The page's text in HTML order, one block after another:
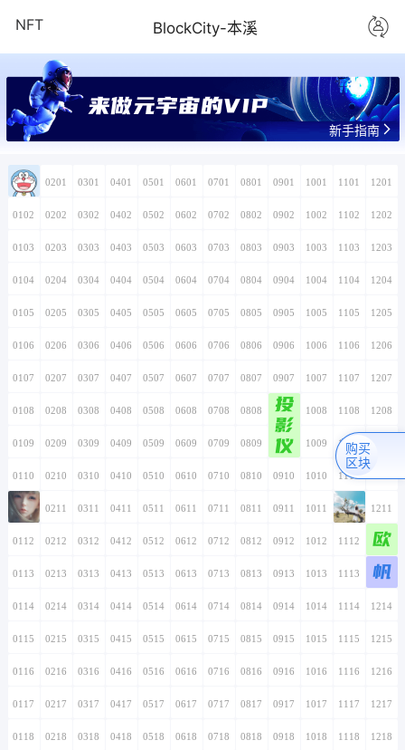
NFT BlockCity-本溪
新手指南
0101 0201 0301 0401 0501 0601 0701 0801 0901 1001 1101 1201
0102 0202 0302 0402 0502 0602 0702 0802 0902 1002 1102 1202
0103 0203 0303 0403 0503 0603 0703 0803 0903 1003 1103 1203
0104 0204 0304 0404 0504 0604 0704 0804 0904 1004 1104 1204
0105 0205 0305 0405 0505 0605 0705 0805 0905 1005 1105 1205
0106 0206 0306 0406 0506 0606 0706 0806 0906 1006 1106 1206
0107 0207 0307 0407 0507 0607 0707 0807 0907 1007 1107 1207
0108 0208 0308 0408 0508 0608 0708 0808 0908
投
影
仪
1008 1108 1208
0109 0209 0309 0409 0509 0609 0709 0809 0909 1009 1109
0110 0210 0310 0410 0510 0610 0710 0810 0910 1010 1110
0111 0211 0311 0411 0511 0611 0711 0811 0911 1011 1111 1211
0112 0212 0312 0412 0512 0612 0712 0812 0912 1012 1112 1212
欧
0113 0213 0313 0413 0513 0613 0713 0813 0913 1013 1113 1213
帆
0114 0214 0314 0414 0514 0614 0714 0814 0914 1014 1114 1214
0115 0215 0315 0415 0515 0615 0715 0815 0915 1015 1115 1215
0116 0216 0316 0416 0516 0616 0716 0816 0916 1016 1116 1216
0117 0217 0317 0417 0517 0617 0717 0817 0917 1017 1117 1217
0118 0218 0318 0418 0518 0618 0718 0818 0918 1018 1118 1218
购买
区块